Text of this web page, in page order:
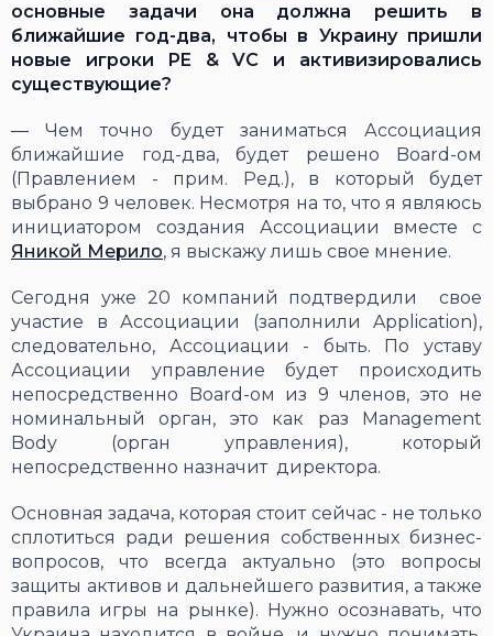
основные задачи она должна решить в
ближайшие год-два, чтобы в Украину пришли
новые игроки
PE &VC и активизировались
существующие?
― Чем точно будет заниматься Ассоциация
ближайшие год-два, будет решено Board-ом
(Правлением - прим. Ред.), в который будет
выбрано 9 человек. Несмотря на то, что я являюсь
инициатором создания Ассоциации вместе с
Яникой Мерило, я выскажу лишь свое мнение.
Сегодня уже 20 компаний подтвердили свое
участие в Ассоциации (заполнили Application),
следовательно, Ассоциации - быть. По уставу
Ассоциации управление будет происходить
непосредственно Board-ом из 9 членов, это не
номинальный орган, это как раз Management
Body (орган управления), который
непосредственно назначит директора.
Основная задача, которая стоит сейчас - не только
сплотиться ради решения собственных бизнес-
вопросов, что всегда актуально (это вопросы
защиты активов и дальнейшего развития, а также
правила игры на рынке). Нужно осознавать, что